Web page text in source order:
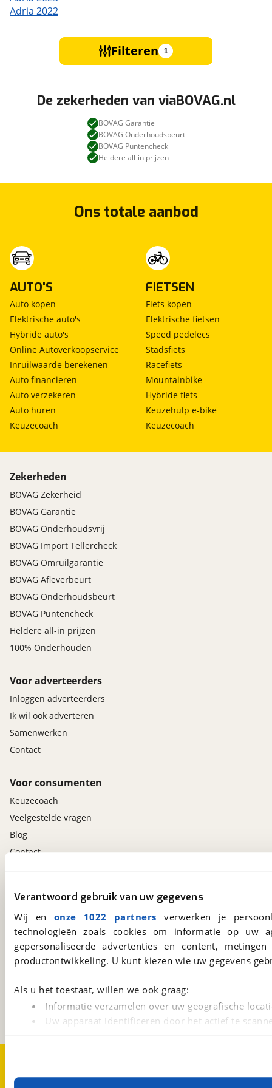
Verantwoord gebruik van uw gegevens
Wij en onze 1022 partners verwerken je
technologieën zoals cookies om informatie op
gepersonaliseerde advertenties en content,
productontwikkeling. U kunt kiezen wie uw gegevens
Als u het toestaat, willen we ook graag:
Informatie verzamelen over uw geografische
Uw apparaat identificeren door het actief te
Lees meer over hoe uw persoonlijke gegevens worden
Met cookies en vergelijkbare technieken zorgen we
Adria 2022
Filteren 1
De zekerheden van viaBOVAG.nl
BOVAG Garantie
BOVAG Onderhoudsbeurt
BOVAG Puntencheck
Heldere all-in prijzen
Ons totale aanbod
AUTO'S
Auto kopen
Elektrische auto's
Hybride auto's
Online Autoverkoopservice
Inruilwaarde berekenen
Auto financieren
Auto verzekeren
Auto huren
Keuzecoach
FIETSEN
Fiets kopen
Elektrische fietsen
Speed pedelecs
Stadsfiets
Racefiets
Mountainbike
Hybride fiets
Keuzehulp e-bike
Keuzecoach
Zekerheden
BOVAG Zekerheid
BOVAG Garantie
BOVAG Onderhoudsvrij
BOVAG Import Tellercheck
BOVAG Omruilgarantie
BOVAG Afleverbeurt
BOVAG Onderhoudsbeurt
BOVAG Puntencheck
Heldere all-in prijzen
100% Onderhouden
Voor adverteerders
Inloggen adverteerders
Ik wil ook adverteren
Samenwerken
Contact
Voor consumenten
Keuzecoach
Veelgestelde vragen
Blog
Contact
viaBOVAG.nl
3981 AJBunnik
Een initiatief van
BOVAG
Download 'm nu.